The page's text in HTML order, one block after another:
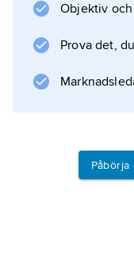
Objektiv
Prova det,